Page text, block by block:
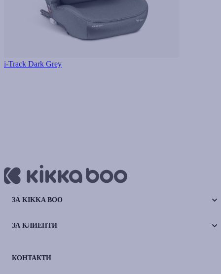
i-Track Dark Grey
ЗА KIKKA BOO
ЗА КЛИЕНТИ
КОНТАКТИ